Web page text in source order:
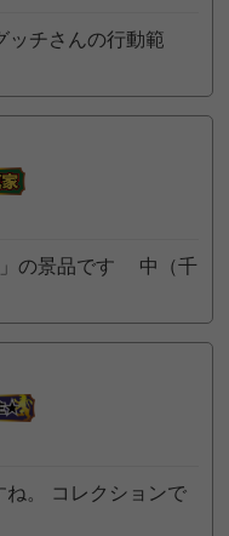
ッチさんの行動範
」の景品です 中（千
ね。 コレクションで